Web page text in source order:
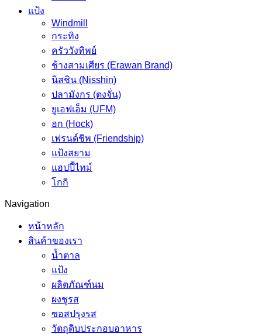
แป้ง
Windmill
กระทิง
ครัววังทิพย์
ช้างสามเศียร (Erawan Brand)
นิสชิน (Nisshin)
ปลามังกร (ตงจั่น)
ยูเอฟเอ็ม (UFM)
ฮก (Hock)
เฟรนด์ชิพ (Friendship)
แป้งสยาม
แฮปปี้ไทม์
โกกิ
Navigation
หน้าหลัก
สินค้าของเรา
น้ำตาล
แป้ง
ผลิตภัณฑ์นม
ผงชูรส
ซอสปรุงรส
วัตถุดิบประกอบอาหาร